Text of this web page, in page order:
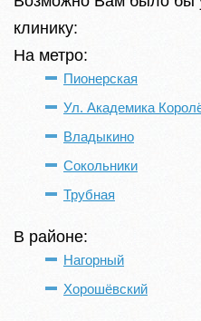
клинику:
На метро:
Пионерская
Ул. Академика
Владыкино
Сокольники
Трубная
В районе:
Нагорный
Хорошёвский